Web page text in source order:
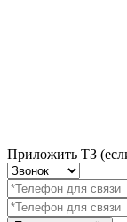
Приложить ТЗ